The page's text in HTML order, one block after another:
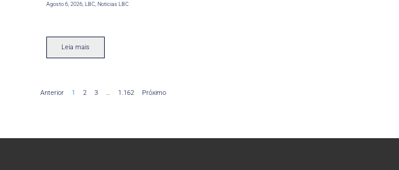
Agosto 6, 2026 ,LBC Noticias LBC
Leia mais
Anterior 1 2 3 … 1.162 Próximo